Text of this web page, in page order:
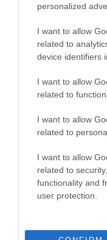
personalized
I want to allow
related to
device identifiers
I want to allow
related to
I want to allow
related to
I want to allow
related to
functionality and
user protection.
megismerjék.
Ha nem szeretnél
precíz híreiről,
Ha útleírások,
akkor vár a
Hírlevelünkreis
Kérem